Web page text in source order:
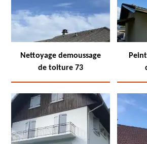
Nettoyage demoussage
de toiture 73